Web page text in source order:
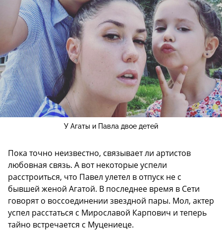
У Агаты и Павла двое детей
Пока точно неизвестно, связывает ли артистов
любовная связь. А вот некоторые успели
расстроиться, что Павел улетел в отпуск не с
бывшей женой Агатой. В последнее время в Сети
говорят о воссоединении звездной пары. Мол, актер
успел расстаться с Мирославой Карпович и теперь
тайно встречается с Муцениеце.